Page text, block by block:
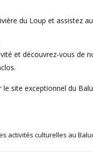
du Loup et assistez
et découvrez-vous de
site exceptionnel du
activités culturelles au